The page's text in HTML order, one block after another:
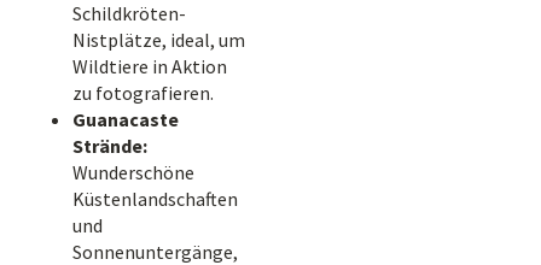
Schildkröten-
Nistplätze, ideal, um
Wildtiere in Aktion
zu fotografieren.
Guanacaste
Strände:
Wunderschöne
Küstenlandschaften
und
Sonnenuntergänge,